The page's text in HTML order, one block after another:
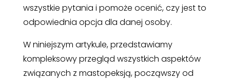
wszystkie pytania i pomoże ocenić, czy jest to
odpowiednia opcja dla danej osoby.
W niniejszym artykule, przedstawiamy
kompleksowy przegląd wszystkich aspektów
związanych z mastopeksją, począwszy od